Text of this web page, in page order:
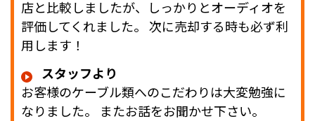
店と比較しましたが、しっかりとオーディオを
評価してくれました。 次に売却する時も必ず利
用します！
スタッフより
お客様のケーブル類へのこだわりは大変勉強に
なりました。 またお話をお聞かせ下さい。